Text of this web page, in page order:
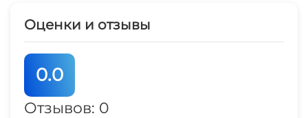
Оценки и отзывы
0.0
Отзывов: 0